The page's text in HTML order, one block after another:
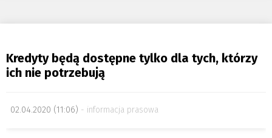
Kredyty będą dostępne tylko dla tych, którzy
ich nie potrzebują
02.04.2020 (11:06) informacja prasowa